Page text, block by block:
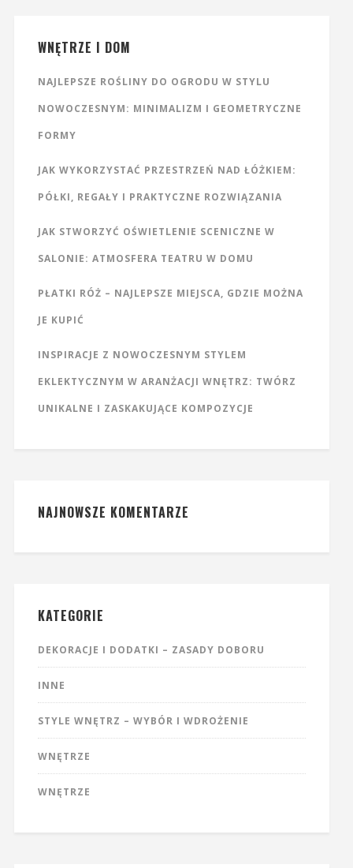
WNĘTRZE I DOM
NAJLEPSZE ROŚLINY DO OGRODU W STYLU
NOWOCZESNYM: MINIMALIZM I GEOMETRYCZNE
FORMY
JAK WYKORZYSTAĆ PRZESTRZEŃ NAD ŁÓŻKIEM:
PÓŁKI, REGAŁY I PRAKTYCZNE ROZWIĄZANIA
JAK STWORZYĆ OŚWIETLENIE SCENICZNE W
SALONIE: ATMOSFERA TEATRU W DOMU
PŁATKI RÓŻ – NAJLEPSZE MIEJSCA, GDZIE MOŻNA
JE KUPIĆ
INSPIRACJE Z NOWOCZESNYM STYLEM
EKLEKTYCZNYM W ARANŻACJI WNĘTRZ: TWÓRZ
UNIKALNE I ZASKAKUJĄCE KOMPOZYCJE
NAJNOWSZE KOMENTARZE
KATEGORIE
DEKORACJE I DODATKI – ZASADY DOBORU
INNE
STYLE WNĘTRZ – WYBÓR I WDROŻENIE
WNĘTRZE
WNĘTRZE